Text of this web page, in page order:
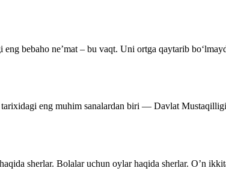
bebaho ne’mat – bu vaqt. Uni ortga qaytarib
eng muhim sanalardan biri — Davlat
sherlar. Bolalar uchun oylar haqida sherlar. O’n